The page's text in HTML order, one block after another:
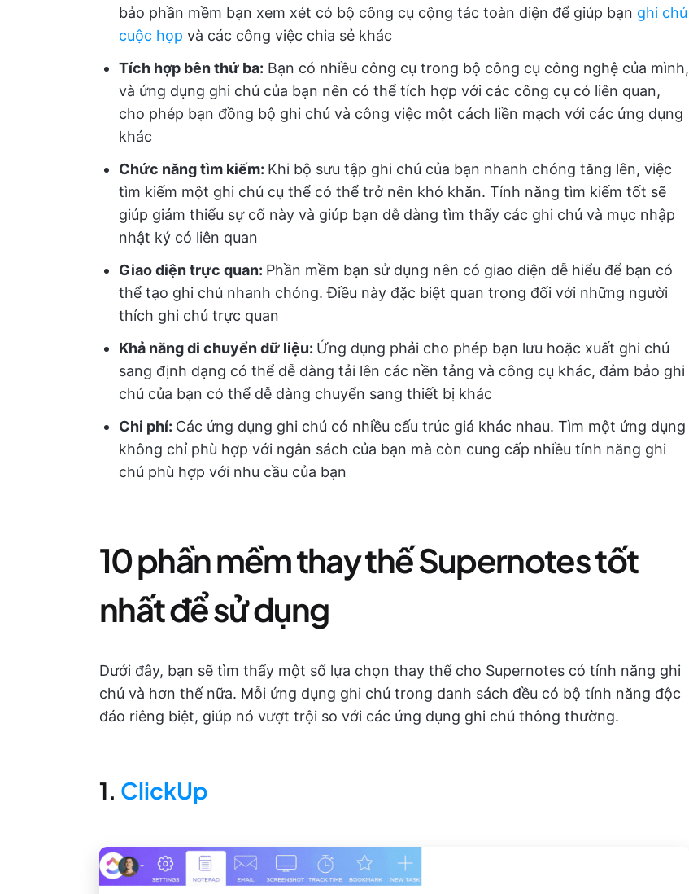
bảo phần mềm bạn xem xét có bộ công cụ cộng tác toàn diện để giúp bạn ghi chú
cuộc họp và các công việc chia sẻ khác
Tích hợp bên thứ ba: Bạn có nhiều công cụ trong bộ công cụ công nghệ của mình,
và ứng dụng ghi chú của bạn nên có thể tích hợp với các công cụ có liên quan,
cho phép bạn đồng bộ ghi chú và công việc một cách liền mạch với các ứng dụng
khác
Chức năng tìm kiếm: Khi bộ sưu tập ghi chú của bạn nhanh chóng tăng lên, việc
tìm kiếm một ghi chú cụ thể có thể trở nên khó khăn. Tính năng tìm kiếm tốt sẽ
giúp giảm thiểu sự cố này và giúp bạn dễ dàng tìm thấy các ghi chú và mục nhập
nhật ký có liên quan
Giao diện trực quan: Phần mềm bạn sử dụng nên có giao diện dễ hiểu để bạn có
thể tạo ghi chú nhanh chóng. Điều này đặc biệt quan trọng đối với những người
thích ghi chú trực quan
Khả năng di chuyển dữ liệu: Ứng dụng phải cho phép bạn lưu hoặc xuất ghi chú
sang định dạng có thể dễ dàng tải lên các nền tảng và công cụ khác, đảm bảo ghi
chú của bạn có thể dễ dàng chuyển sang thiết bị khác
Chi phí: Các ứng dụng ghi chú có nhiều cấu trúc giá khác nhau. Tìm một ứng dụng
không chỉ phù hợp với ngân sách của bạn mà còn cung cấp nhiều tính năng ghi
chú phù hợp với nhu cầu của bạn
10 phần mềm thay thế Supernotes tốt
nhất để sử dụng
Dưới đây, bạn sẽ tìm thấy một số lựa chọn thay thế cho Supernotes có tính năng ghi
chú và hơn thế nữa. Mỗi ứng dụng ghi chú trong danh sách đều có bộ tính năng độc
đáo riêng biệt, giúp nó vượt trội so với các ứng dụng ghi chú thông thường.
1. ClickUp